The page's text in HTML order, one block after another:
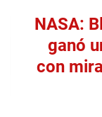
NASA:
ganó
con